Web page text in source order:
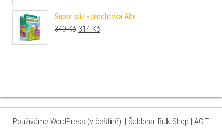
Super sliz - plechovka Albi
349Kč Původní cena byla: 349 Kč.
314 Kč
Používáme WordPress (v češtině). | Šablona: Bulk Shop | ACIT